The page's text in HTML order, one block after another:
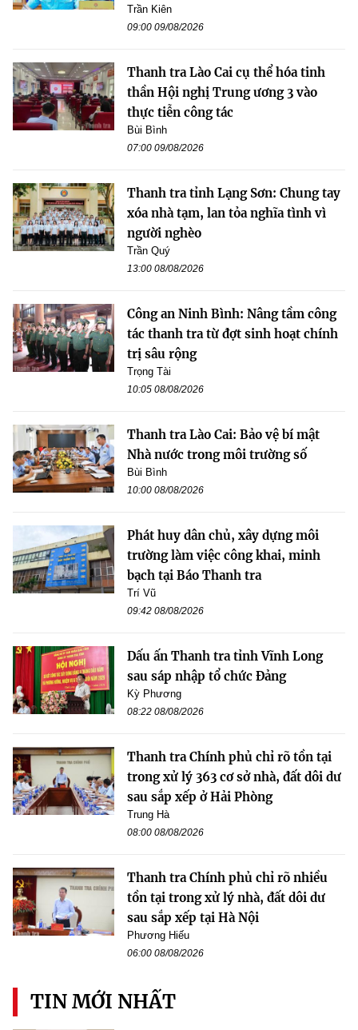
Trần Kiên
09:00 09/08/2026
Thanh tra Lào Cai cụ thể hóa tinh
thần Hội nghị Trung ương 3 vào
thực tiễn công tác
Bùi Bình
07:00 09/08/2026
Thanh tra tỉnh Lạng Sơn: Chung tay
xóa nhà tạm, lan tỏa nghĩa tình vì
người nghèo
Trần Quý
13:00 08/08/2026
Công an Ninh Bình: Nâng tầm công
tác thanh tra từ đợt sinh hoạt chính
trị sâu rộng
Trọng Tài
10:05 08/08/2026
Thanh tra Lào Cai: Bảo vệ bí mật
Nhà nước trong môi trường số
Bùi Bình
10:00 08/08/2026
Phát huy dân chủ, xây dựng môi
trường làm việc công khai, minh
bạch tại Báo Thanh tra
Trí Vũ
09:42 08/08/2026
Dấu ấn Thanh tra tỉnh Vĩnh Long
sau sáp nhập tổ chức Đảng
Kỳ Phương
08:22 08/08/2026
Thanh tra Chính phủ chỉ rõ tồn tại
trong xử lý 363 cơ sở nhà, đất dôi dư
sau sắp xếp ở Hải Phòng
Trung Hà
08:00 08/08/2026
Thanh tra Chính phủ chỉ rõ nhiều
tồn tại trong xử lý nhà, đất dôi dư
sau sắp xếp tại Hà Nội
Phương Hiếu
06:00 08/08/2026
TIN MỚI NHẤT